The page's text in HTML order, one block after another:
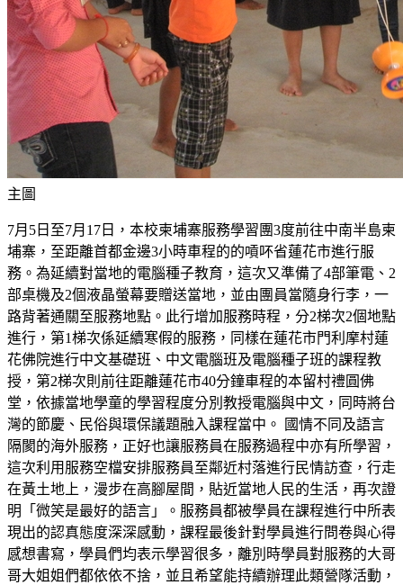
主圖
7月5日至7月17日，本校柬埔寨服務學習團3度前往中南半島柬
埔寨，至距離首都金邊3小時車程的的嗊吥省蓮花市進行服
務。為延續對當地的電腦種子教育，這次又準備了4部筆電、2
部桌機及2個液晶螢幕要贈送當地，並由團員當隨身行李，一
路背著通關至服務地點。此行增加服務時程，分2梯次2個地點
進行，第1梯次係延續寒假的服務，同樣在蓮花市門利摩村蓮
花佛院進行中文基礎班、中文電腦班及電腦種子班的課程教
授，第2梯次則前往距離蓮花市40分鐘車程的本留村禮圓佛
堂，依據當地學童的學習程度分別教授電腦與中文，同時將台
灣的節慶、民俗與環保議題融入課程當中。 國情不同及語言
隔閡的海外服務，正好也讓服務員在服務過程中亦有所學習，
這次利用服務空檔安排服務員至鄰近村落進行民情訪查，行走
在黃土地上，漫步在高腳屋間，貼近當地人民的生活，再次證
明「微笑是最好的語言」。服務員都被學員在課程進行中所表
現出的認真態度深深感動，課程最後針對學員進行問卷與心得
感想書寫，學員們均表示學習很多，離別時學員對服務的大哥
哥大姐姐們都依依不捨，並且希望能持續辦理此類營隊活動，